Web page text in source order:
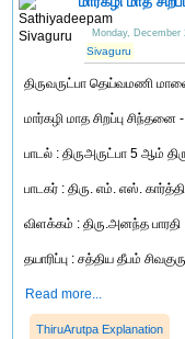
Monday, December
Sivaguru
திருவருட்பா தெய்வமணி
மார்கழி மாத சிறப்பு சிந்தனை
பாடல் : திருஅருட்பா 5 ஆம்
பாடகர் : திரு. எம். எஸ்.
விளக்கம் : திரு.அனந்த பாரதி
தயாரிப்பு : சத்திய தீபம் சிவகுரு
Read more...
ThiruArutpa Explanation